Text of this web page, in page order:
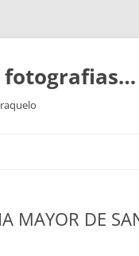
fotografias…
MAYOR DE